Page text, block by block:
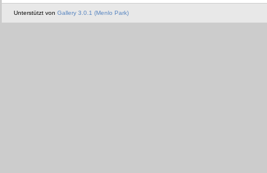
Unterstützt von Gallery 3.0.1 (Menlo Park)